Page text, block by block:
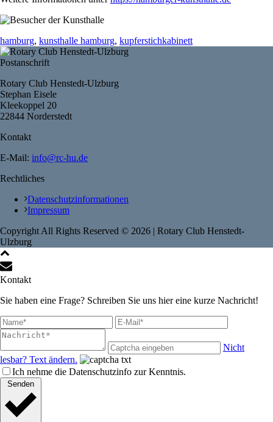
hamburg, kunsthalle hamburg, kupferstichkabinett
Postanschrift
Rotary Club Henstedt-Ulzburg
Stephan Eisele
Kleekoppel 20
22844 Norderstedt
Kontakt
E-Mail: info@rc-hu.de
Rechtliches
Datenschutzinformationen
Impressum
Copyright All Rights Reserved © 2026 | Rotary Club Henstedt-
Ulzburg
Kontakt
Sie haben eine Frage? Schreiben Sie uns hier eine kurze Nachricht!
Nicht
lesbar? Text ändern.
Ich nehme die Datenschutzinfo zur Kenntnis.
Senden